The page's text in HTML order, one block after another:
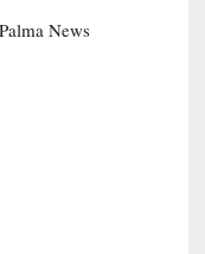
News